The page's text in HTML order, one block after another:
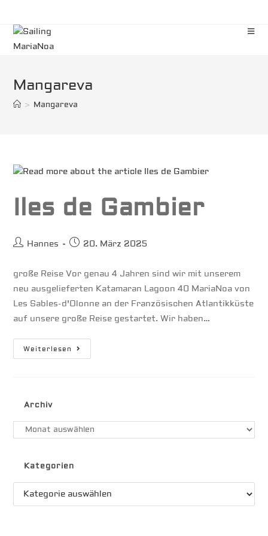
springen
Mangareva
> Mangareva
Iles de Gambier
Beitrags-
Hannes
Beitrag
20. März 2025
große Reise Vor genau 4 Jahren sind wir mit unserem
neu ausgelieferten Katamaran Lagoon 40 MariaNoa von
Les Sables-d'Olonne an der Französischen Atlantikküste
auf unsere große Reise gestartet. Wir haben…
Weiterlesen Iles
De
Archiv
Archiv
Kategorien
Kategorien